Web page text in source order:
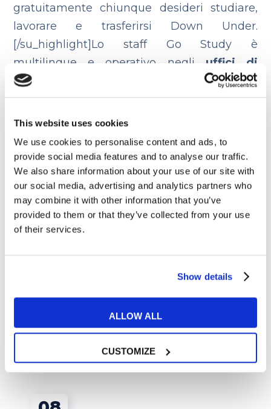
This website uses cookies
We use cookies to personalise content and ads, to
provide social media features and to analyse our traffic.
We also share information about your use of our site with
our social media, advertising and analytics partners who
may combine it with other information that you’ve
provided to them or that they’ve collected from your use
of their services.
Show details
ALLOW ALL
CUSTOMIZE
gratuitamente chiunque desideri studiare,
lavorare e trasferirsi Down Under.
[/su_highlight]Lo staff Go Study è
multilingue e operativo negli uffici di
Milano, Roma, Sydney, Melbourne,
Brisbane, Perth, Madrid, Barcellona,
Valencia, Tolosa e Parigi.
Come usare le espressioni
di quantità in inglese
2 GIUGNO 2017
all'estero
6 GIUGNO 2017
Articoli correlati